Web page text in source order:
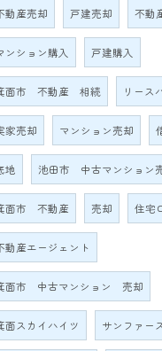
動産売却 戸建売却 不動
ンション購入 戸建購入
面市 不動産 相続 リース
家売却 マンション売却
地 池田市 中古マンション
面市 不動産 売却 住宅
動産エージェント
面市 中古マンション 売却
面スカイハイツ サンファー